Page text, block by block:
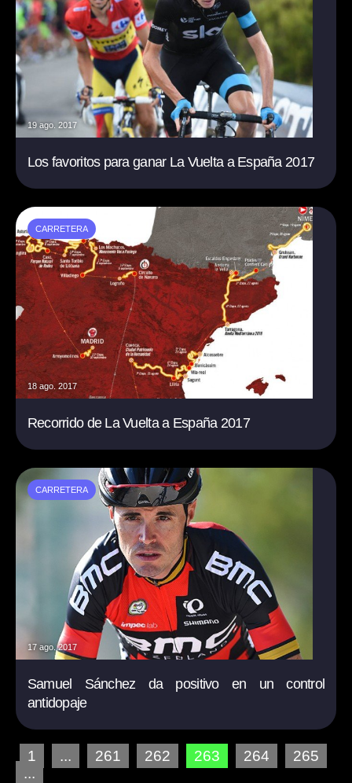
19 ago. 2017
Los favoritos para ganar La Vuelta a España 2017
CARRETERA
18 ago. 2017
Recorrido de La Vuelta a España 2017
CARRETERA
17 ago. 2017
Samuel Sánchez da positivo en un control
antidopaje
1 ... 261 262 263 264
265
...